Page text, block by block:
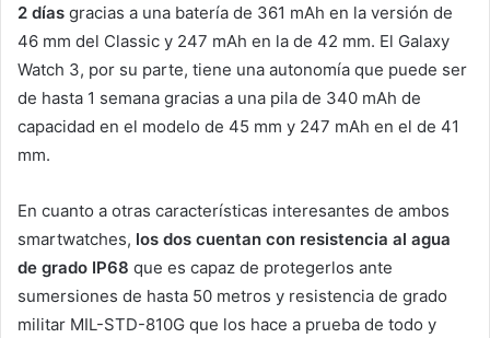
2 días gracias a una batería de 361 mAh en la versión de
46 mm del Classic y 247 mAh en la de 42 mm. El Galaxy
Watch 3, por su parte, tiene una autonomía que puede ser
de hasta 1 semana gracias a una pila de 340 mAh de
capacidad en el modelo de 45 mm y 247 mAh en el de 41
mm.
En cuanto a otras características interesantes de ambos
smartwatches, los dos cuentan con resistencia al agua
de grado IP68 que es capaz de protegerlos ante
sumersiones de hasta 50 metros y resistencia de grado
militar MIL-STD-810G que los hace a prueba de todo y